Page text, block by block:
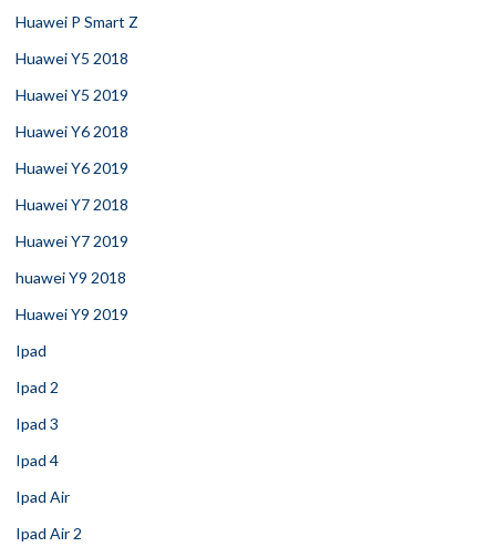
Huawei P Smart Z
Huawei Y5 2018
Huawei Y5 2019
Huawei Y6 2018
Huawei Y6 2019
Huawei Y7 2018
Huawei Y7 2019
huawei Y9 2018
Huawei Y9 2019
Ipad
Ipad 2
Ipad 3
Ipad 4
Ipad Air
Ipad Air 2